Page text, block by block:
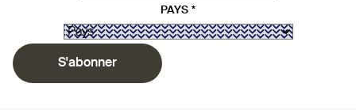
PAYS *
S'abonner